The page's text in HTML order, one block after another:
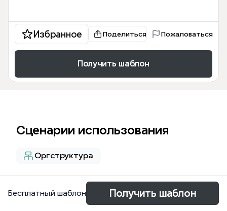
Избранное Поделиться Пожаловаться
Получить шаблон
Сценарии использования
Оргструктура
О шаблоне
Бесплатный шаблон Получить шаблон